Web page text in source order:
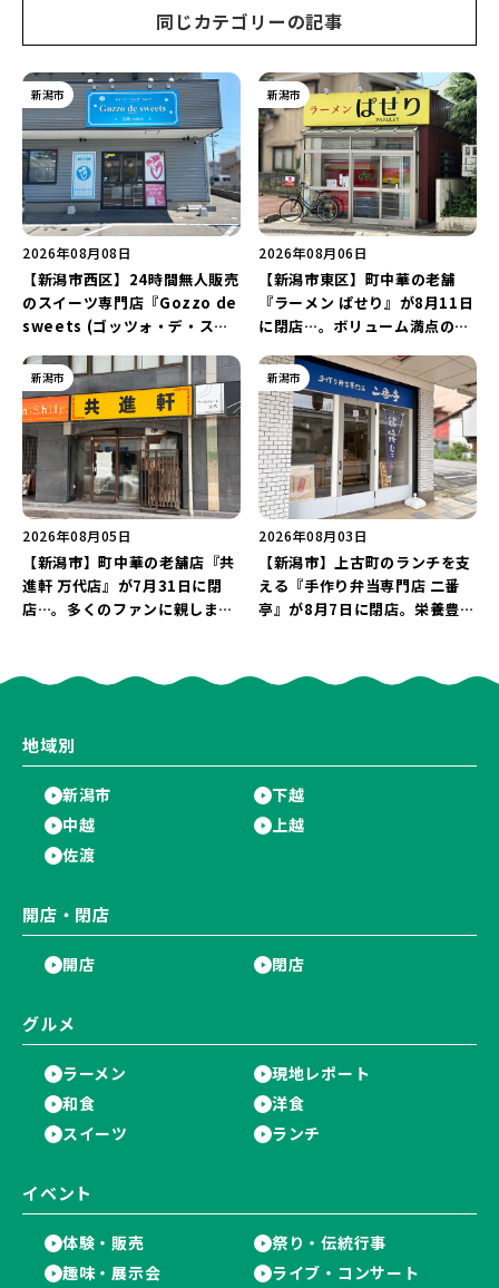
同じカテゴリーの記事
新潟市
2026年08月08日
【新潟市西区】24時間無人販売
のスイーツ専門店『Gozzo de
sweets (ゴッツォ・デ・スイ
店…。一部商品は姉妹店で販売
継続！
新潟市
2026年08月06日
【新潟市東区】町中華の老舗
『ラーメン ぱせり』が8月11日
に閉店…。ボリューム満点の名
新潟市
2026年08月05日
【新潟市】町中華の老舗店『共
進軒 万代店』が7月31日に閉
店…。多くのファンに親しまれ
新潟市
2026年08月03日
【新潟市】上古町のランチを支
える『手作り弁当専門店 二番
亭』が8月7日に閉店。栄養豊富
地域別
新潟市
下越
中越
上越
佐渡
開店・閉店
開店 閉店
グルメ
ラーメン
現地レポート
和食
洋食
スイーツ
ランチ
イベント
体験・販売
祭り・伝統行事
趣味・展示会
ライブ・コンサート